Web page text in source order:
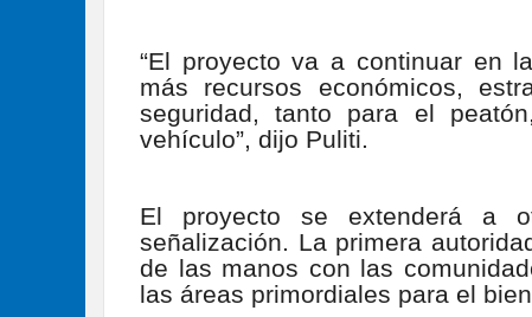
“El proyecto va a continuar en
más recursos económicos,
seguridad, tanto para el
vehículo”, dijo Puliti.
El proyecto se extenderá a
señalización. La primera
de las manos con las
las áreas primordiales para el